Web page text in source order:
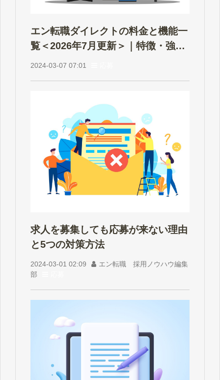
エン転職ダイレクトの料金と機能一
覧＜2026年7月更新＞｜特徴・強
み・導入事例も紹介
2024-03-07 07:01
求人を募集しても応募が来ない理由
と5つの対策方法
2024-03-01 02:09
エン転職 採用ノウハウ編集
部